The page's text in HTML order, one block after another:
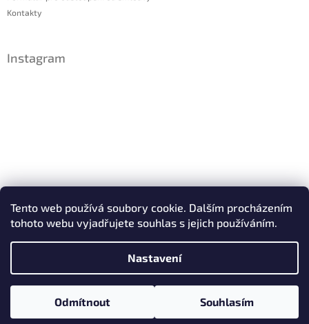
Tento web používá soubory cookie. Dalším procházením
tohoto webu vyjadřujete souhlas s jejich používáním.
Nastavení
Odmítnout Souhlasím
Kontakty
Instagram
Facebook
Vytvořil Shoptet Copyright 2026
. Všechna práva vyhrazena.
Upravit nastavení cookies